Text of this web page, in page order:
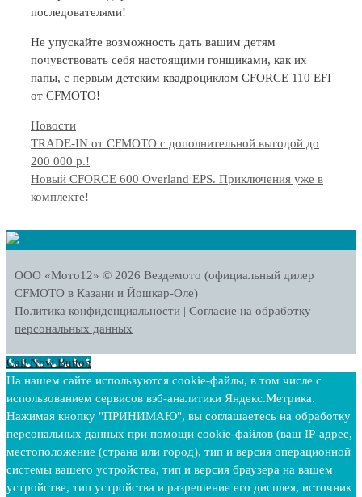
последователями!
Не упускайте возможность дать вашим детям
почувствовать себя настоящими гонщиками, как их
папы, с первым детским квадроциклом CFORCE 110 EFI
от CFMOTO!
Categories
Новости
TRADE-IN от CFMOTO с дополнительной выгодой до
200 000 р.!
Новый CFORCE 600 Overland EPS. Приключения уже в
комплекте!
ООО «Мото12» © 2026 Вездемото (официальный дилер
CFMOTO в Казани и Йошкар-Оле)
Политика конфиденциальности | Согласие на обработку
персональных данных
Call Now Button
На нашем сайте используются cookie-файлы, в том числе с
использованием сервисов вэб-аналитики Яндекс.Метрика.
Нажимая кнопку "ПРИНИМАЮ", вы соглашаетесь на обработку
персональных данных при помощи cookie-файлов (ваш IP-адрес,
местоположение (страна или город), тип и версия операционной
системы вашего устройства, тип и версия браузера на вашем
устройстве, тип устройства и разрешение его дисплея, источник